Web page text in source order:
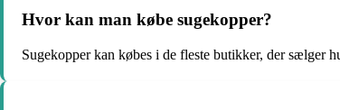
Hvor kan man købe sugekopper?
Sugekopper kan købes i de fleste butikker, der sælger